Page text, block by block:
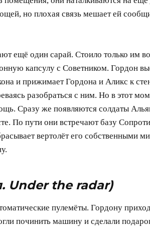
но плохая связь мешает ей
ещё один сарай. Стоило только им
капсулу с Советником. Гордон
и прижимает Гордона и Аликс к
разобраться с ним. Но в этот
Сразу же появляются солдаты
По пути они встречают базу
вертолёт его собственными
Under the radar)
пулемёты. Гордону
починить машину и сделали